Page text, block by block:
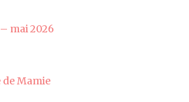
mai 2026
de Mamie